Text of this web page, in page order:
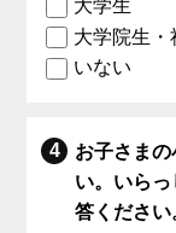
大学生
大学院生・
いない
お子さま
い。いら
答ください